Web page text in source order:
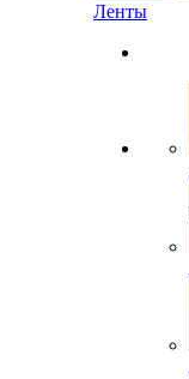
Ленты